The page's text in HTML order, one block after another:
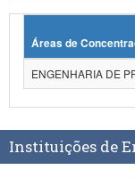
Gabinete de Segurança
Advocacia-Geral da União
Áreas de
ENGENHARIA DE
Instituições de